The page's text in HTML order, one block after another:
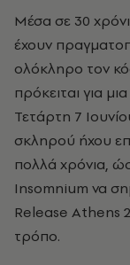
Μέσα σε 30
έχουν
ολόκληρο τον
πρόκειται για
Τετάρτη 7
σκληρού ήχου
πολλά χρόνια,
Insomnium να
Release Athens
τρόπο.